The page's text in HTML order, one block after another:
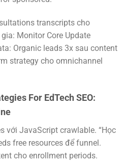
transcripts cho
Monitor Core Update
Organic leads 3x sau content
strategy cho omnichannel
For EdTech SEO:
với JavaScript crawlable. “Học
free resources để funnel.
cho enrollment periods.